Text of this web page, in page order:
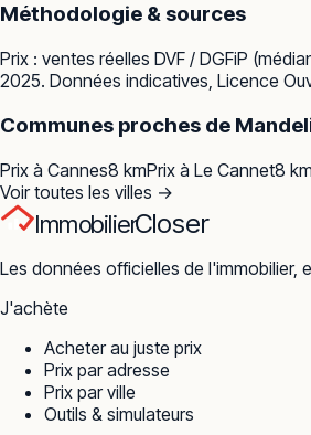
Méthodologie & sources
Prix : ventes réelles DVF / DGFiP
2025. Données indicatives, Licence
Communes proches de
Prix à Cannes8 kmPrix à Le Cannet8 km
Voir toutes les villes →
ImmobilierCloser
Les données officielles de l'immobilier,
J'achète
Acheter au juste prix
Prix par adresse
Prix par ville
Outils & simulateurs